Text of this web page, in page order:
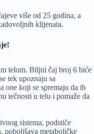
više od 25 godina, a
klijenata.
telom. Biljni čaj broj 6 biće
tek upoznaju sa
one koji se spremaju da ih
tečnosti u telu i pomaže da
sistema, podstiče
poboljšava metaboličke